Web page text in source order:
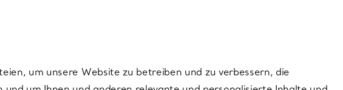
um unsere Website zu betreiben und zu verbessern, die